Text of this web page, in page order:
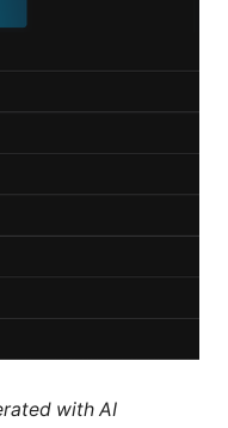
with AI